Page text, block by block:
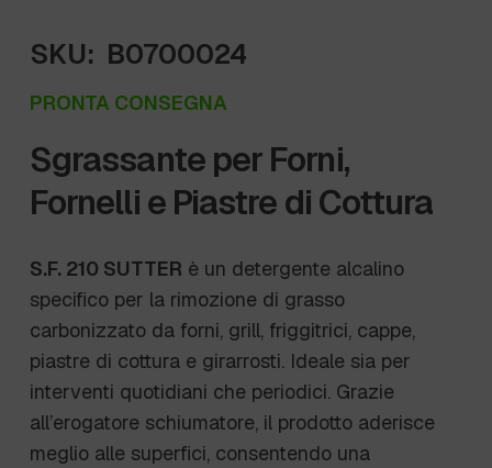
SKU: B0700024
PRONTA CONSEGNA
Sgrassante per Forni,
Fornelli e Piastre di Cottura
S.F. 210 SUTTER è un detergente alcalino
specifico per la rimozione di grasso
carbonizzato da forni, grill, friggitrici, cappe,
piastre di cottura e girarrosti. Ideale sia per
interventi quotidiani che periodici. Grazie
all’erogatore schiumatore, il prodotto aderisce
meglio alle superfici, consentendo una